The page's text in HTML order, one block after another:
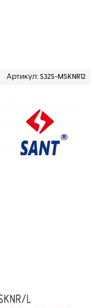
Артикул: S32S-MSKNR12